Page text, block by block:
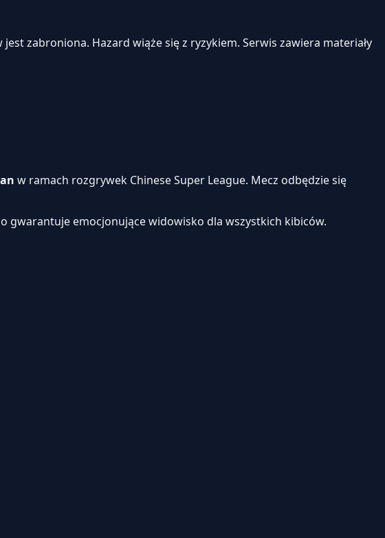
zabroniona. Hazard wiąże się z ryzykiem. Serwis zawiera materiały
w ramach rozgrywek Chinese Super League. Mecz odbędzie się
gwarantuje emocjonujące widowisko dla wszystkich kibiców.